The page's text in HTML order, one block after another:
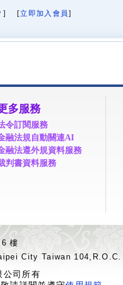
] [立即加入會員]
多服務
令訂閱服務
融法規自動關連AI
融法遵外規資料服務
判書資料服務
樓
City Taiwan 104,R.O.C.
公司所有